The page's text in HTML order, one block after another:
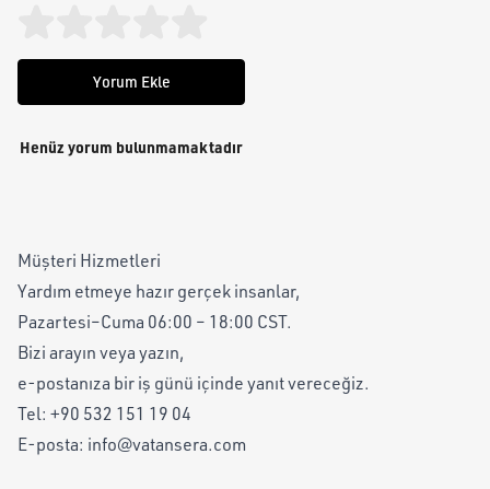
Yorum Ekle
Henüz yorum bulunmamaktadır
Müşteri Hizmetleri
Yardım etmeye hazır gerçek insanlar,
Pazartesi–Cuma 06:00 – 18:00 CST.
Bizi arayın veya yazın,
e-postanıza bir iş günü içinde yanıt vereceğiz.
Tel: +90 532 151 19 04
E-posta: info@vatansera.com